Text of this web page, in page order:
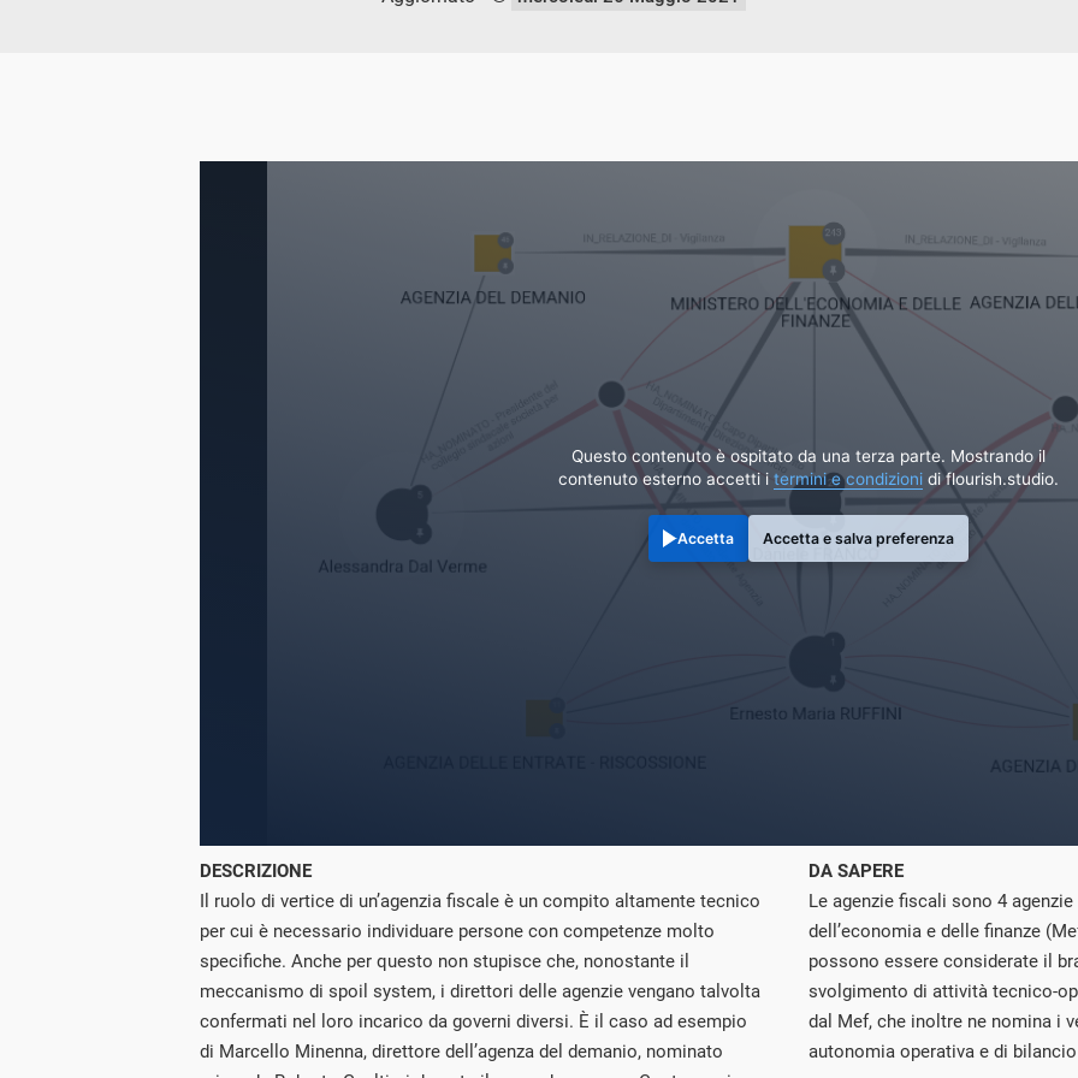
Questo contenuto è ospitato da una terza parte. Mostrando il
contenuto esterno accetti i termini e condizioni di flourish.studio.
Accetta Accetta e salva preferenza
DESCRIZIONE
Il ruolo di vertice di un’agenzia fiscale è un compito altamente tecnico
per cui è necessario individuare persone con competenze molto
specifiche. Anche per questo non stupisce che, nonostante il
meccanismo di spoil system, i direttori delle agenzie vengano talvolta
confermati nel loro incarico da governi diversi. È il caso ad esempio
di Marcello Minenna, direttore dell’agenza del demanio, nominato
DA SAPERE
Le agenzie fiscali sono 4
dell’economia e delle finanze
possono essere considerate il
svolgimento di attività tecnico-
dal Mef, che inoltre ne nomina i
autonomia operativa e di